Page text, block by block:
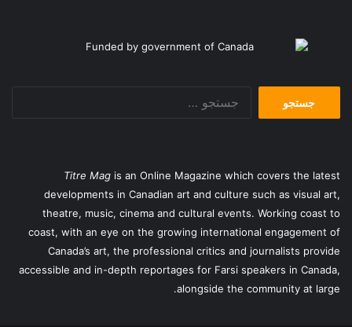
برای:
Titre Mag is an Online Magazine which covers the latest
developments in Canadian art and culture such as visual art,
theatre, music, cinema and cultural events. Working coast to
coast, with an eye on the growing international engagement of
Canada’s art, the professional critics and journalists provide
accessible and in-depth reportages for Farsi speakers in Canada,
alongside the community at large.